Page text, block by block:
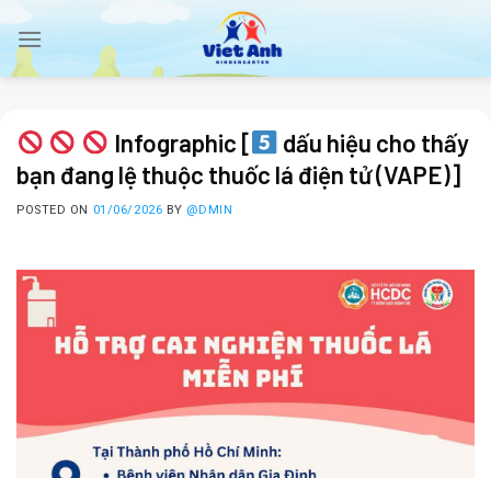
content
Infographic [
dấu hiệu cho thấy
bạn đang lệ thuộc thuốc lá điện tử (VAPE)]
POSTED ON 01/06/2026 BY @DMIN